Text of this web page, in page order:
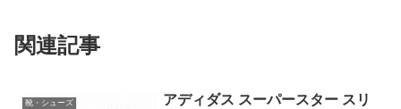
関連記事
靴・シューズ
アディダス スーパースター スリ